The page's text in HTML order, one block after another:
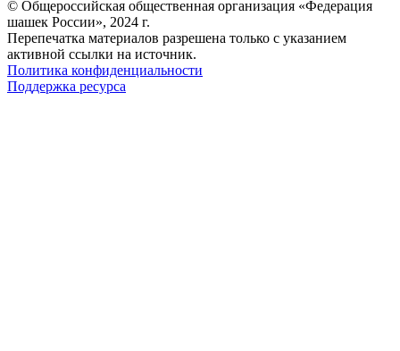
© Общероссийская общественная организация «Федерация
шашек России», 2024 г.
Перепечатка материалов разрешена только с указанием
активной ссылки на источник.
Политика конфиденциальности
Поддержка ресурса